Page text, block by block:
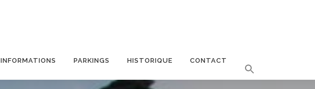
INFORMATIONS PARKINGS HISTORIQUE CONTACT